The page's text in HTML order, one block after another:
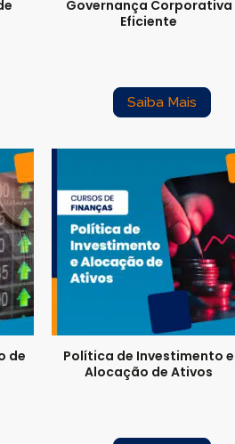
Governança Corporativa
Eficiente
Saiba Mais
de
Política de Investimento e
Alocação de Ativos